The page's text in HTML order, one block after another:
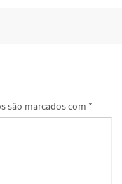
são marcados com *